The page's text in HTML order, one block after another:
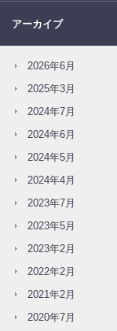
アーカイブ
2026年6月
2025年3月
2024年7月
2024年6月
2024年5月
2024年4月
2023年7月
2023年5月
2023年2月
2022年2月
2021年2月
2020年7月